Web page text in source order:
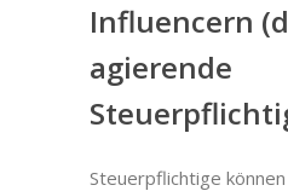
Influencern
agierende
Steuerpflichtige